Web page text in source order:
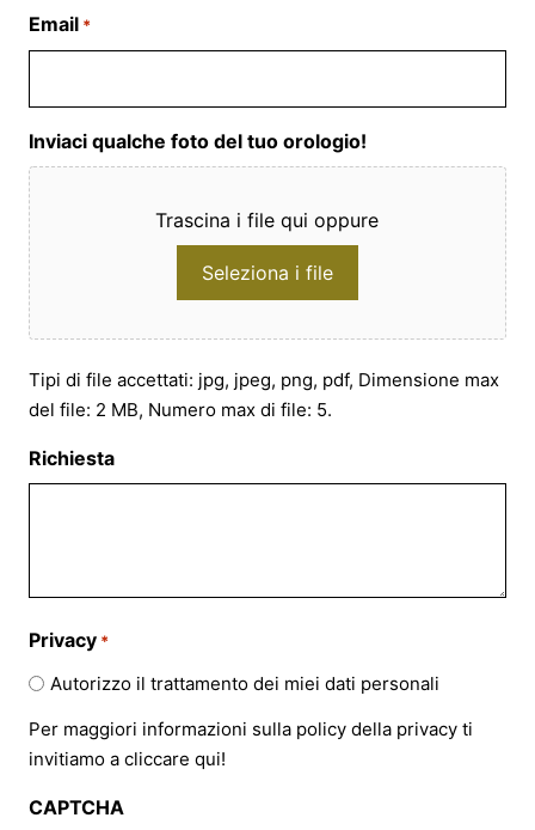
Email *
Inviaci qualche foto del tuo orologio!
Trascina i file qui oppure
Seleziona i file
Tipi di file accettati: jpg, jpeg, png, pdf, Dimensione max
del file: 2 MB, Numero max di file: 5.
Richiesta
Privacy *
Autorizzo il trattamento dei miei dati personali
Per maggiori informazioni sulla policy della privacy ti
invitiamo a cliccare qui!
CAPTCHA